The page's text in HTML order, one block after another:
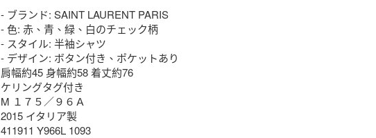
- ブランド: SAINT LAURENT PARIS
- 色: 赤、青、緑、白のチェック柄
- スタイル: 半袖シャツ
- デザイン: ボタン付き、ポケットあり
肩幅約45 身幅約58 着丈約76
ケリングタグ付き
M １７５／９６Ａ
2015 イタリア製
411911 Y966L 1093